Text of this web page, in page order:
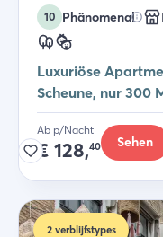
10 Phänomenal
Luxuriöse
Scheune, nur 300
entfernt
Ab p/Nacht
€ 128,40 Sehen
2 verblijfstypes